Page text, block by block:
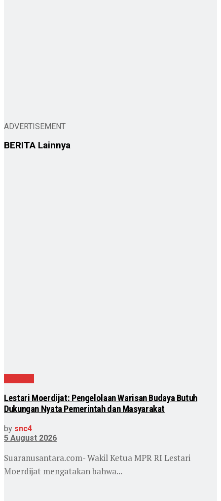
ADVERTISEMENT
BERITA Lainnya
Lestari Moerdijat: Pengelolaan Warisan Budaya Butuh
Dukungan Nyata Pemerintah dan Masyarakat
by snc4
5 August 2026
Suaranusantara.com- Wakil Ketua MPR RI Lestari
Moerdijat mengatakan bahwa...